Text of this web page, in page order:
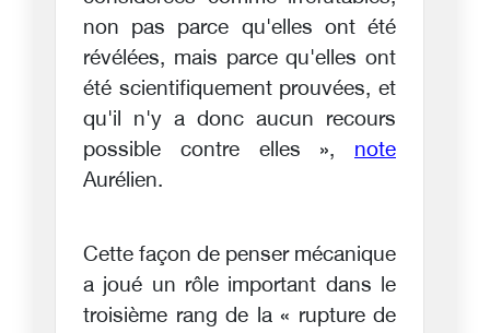
non pas parce qu'elles ont été
révélées, mais parce qu'elles ont
été scientifiquement prouvées, et
qu'il n'y a donc aucun recours
possible contre elles », note
Aurélien.
Cette façon de penser mécanique
a joué un rôle important dans le
troisième rang de la « rupture de